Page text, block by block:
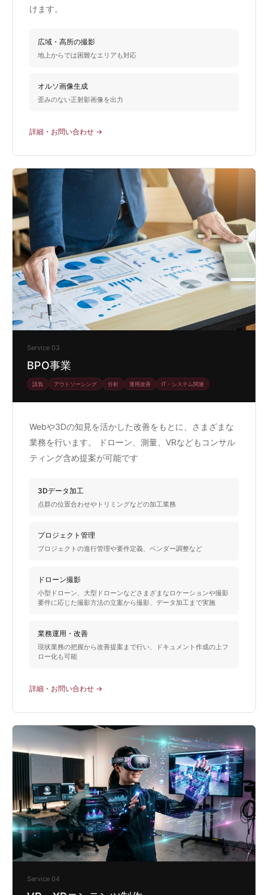
けます。
広域・高所の撮影
地上からでは困難なエリアも対応
オルソ画像生成
歪みのない正射影画像を出力
詳細・お問い合わせ →
Service 03
BPO事業
請負 アウトソーシング 分析 運用改善 IT・システム関連
Webや3Dの知見を活かした改善をもとに、さまざまな
業務を行います。 ドローン、測量、VRなどもコンサル
ティング含め提案が可能です
3Dデータ加工
点群の位置合わせやトリミングなどの加工業務
プロジェクト管理
プロジェクトの進行管理や要件定義、ベンダー調整など
ドローン撮影
小型ドローン、大型ドローンなどさまざまなロケーションや撮影
要件に応じた撮影方法の立案から撮影、データ加工まで実施
業務運用・改善
現状業務の把握から改善提案まで行い、ドキュメント作成の上フ
ロー化も可能
詳細・お問い合わせ →
Service 04